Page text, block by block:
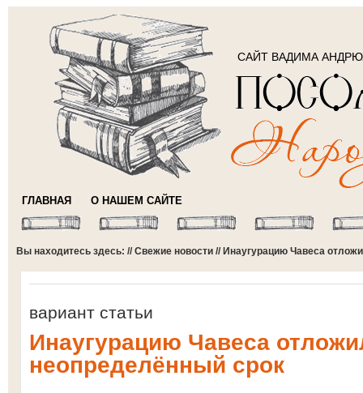
САЙТ ВАДИМА
ГЛАВНАЯ О НАШЕМ САЙТЕ
Вы находитесь здесь: //Свежие новости // Инаугурацию Чавеса
вариант статьи
Инаугурацию Чавеса
неопределённый срок